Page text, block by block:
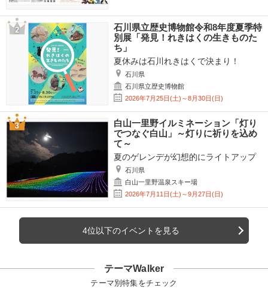
石川県立歴史博物館令和8年度夏季特
別展「発見！れきはくの生きものた
ち」
夏休みは石川れきはくで決まり！
石川県
石川県立歴史博物館
2026年7月25日(土)～8月30日(日)
白山一里野イルミネーション「灯り
でつなぐ白山」～灯りに祈りを込め
て～
夏のゲレンデが幻想的にライトアップ
石川県
白山一里野温泉スキー場
2026年7月11日(土)～9月27日(日)
4位以下のイベントを見る
テーマWalker
テーマ別特集をチェック